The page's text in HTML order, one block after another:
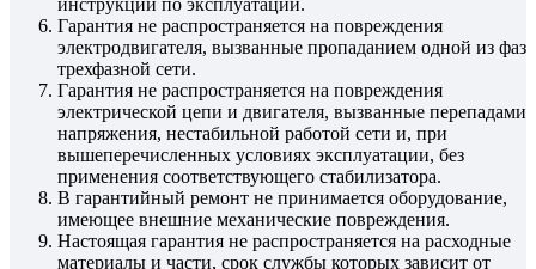
Гарантия не распространяется на повреждения
электродвигателя, вызванные пропаданием одной из фаз
трехфазной сети.
Гарантия не распространяется на повреждения
электрической цепи и двигателя, вызванные перепадами
напряжения, нестабильной работой сети и, при
вышеперечисленных условиях эксплуатации, без
применения соответствующего стабилизатора.
В гарантийный ремонт не принимается оборудование,
имеющее внешние механические повреждения.
Настоящая гарантия не распространяется на расходные
материалы и части, срок службы которых зависит от